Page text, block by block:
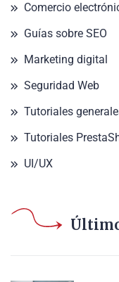
Comercio
Guías sobre SEO
Marketing digital
Seguridad Web
Tutoriales
Tutoriales
UI/UX